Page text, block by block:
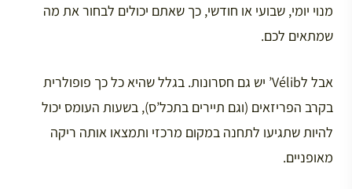
מנוי יומי, שבועי או חודשי, כך שאתם יכולים לבחור את מה
שמתאים לכם.
אבל לVélib’ יש גם חסרונות. בגלל שהיא כל כך פופולרית
בקרב הפריזאים (וגם תיירים בתכל’ס), בשעות העומס יכול
להיות שתגיעו לתחנה במקום מרכזי ותמצאו אותה ריקה
מאופניים.